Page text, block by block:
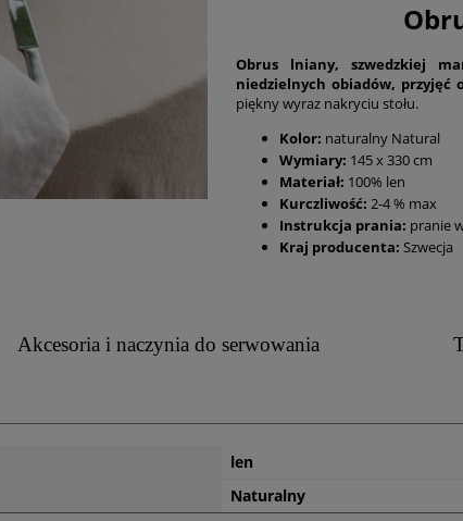
Obrus lniany, szwedzkiej
niedzielnych obiadów, przyjęć
piękny wyraz nakryciu stołu.
Kolor: naturalny Natural
Wymiary: 145 x 330 cm
Materiał: 100% len
Kurczliwość: 2-4 % max
Instrukcja prania: pranie
Kraj producenta: Szwecja
Akcesoria i naczynia do serwowania
len
Naturalny